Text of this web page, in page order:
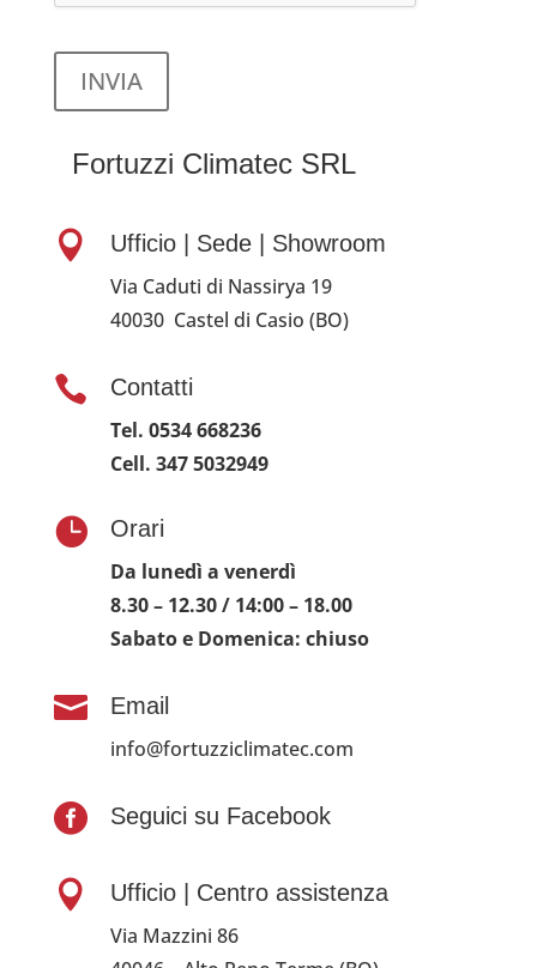
Fortuzzi Climatec SRL

Ufficio | Sede | Showroom
Via Caduti di Nassirya 19
40030 Castel di Casio (BO)

Contatti
Tel. 0534 668236
Cell. 347 5032949

Orari
Da lunedì a venerdì
8.30– 12.30 / 14:00 – 18.00
Sabato e Domenica: chiuso

Email
info@fortuzziclimatec.com
 Seguici su Facebook

Ufficio | Centro assistenza
Via Mazzini 86